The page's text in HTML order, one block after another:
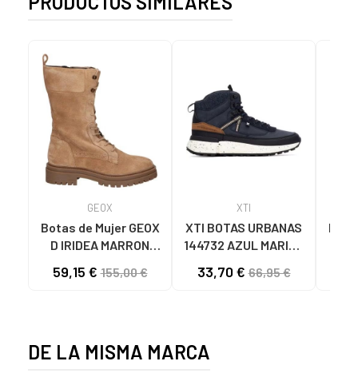
GEOX
Botas de Mujer GEOX
D IRIDEA MARRON
59,15 €155,00 €
XTI
XTI BOTAS URBANAS
144732 AZUL MARINO
33,70 €66,95 €
DE LA MISMA MARCA